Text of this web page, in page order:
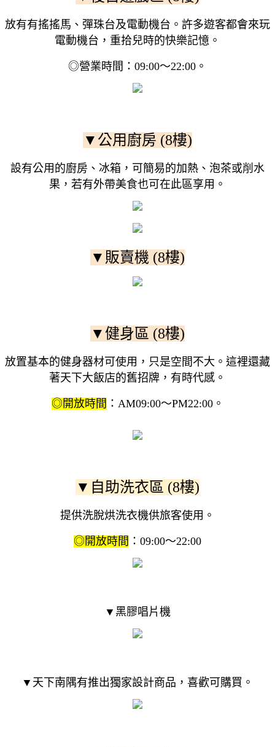
放有有搖搖馬、彈珠台及電動機台。許多遊客都會來玩
電動機台，重拾兒時的快樂記憶。
◎營業時間：09:00〜22:00。
▼公用廚房 (8樓)
設有公用的廚房、冰箱，可簡易的加熱、泡茶或削水
果，若有外帶美食也可在此區享用。
▼販賣機 (8樓)
▼健身區 (8樓)
放置基本的健身器材可使用，只是空間不大。這裡還藏
著天下大飯店的舊招牌，有時代感。
◎開放時間 ：AM09:00〜PM22:00。
▼自助洗衣區 (8樓)
提供洗脫烘洗衣機供旅客使用。
◎開放時間 ：09:00〜22:00
▼黑膠唱片機
▼天下南隅有推出獨家設計商品，喜歡可購買。